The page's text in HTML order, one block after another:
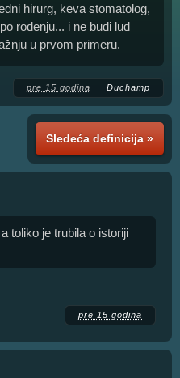
hirurg, keva stomatolog,
rođenju... i ne budi lud
u prvom primeru.
pre 15 godina Duchamp
Sledeća definicija »
toliko je trubila o istoriji
pre 15 godina